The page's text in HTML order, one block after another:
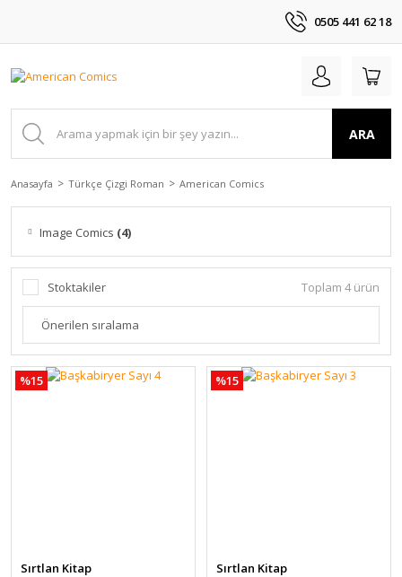
0505 441 62 18
ARA
Anasayfa Türkçe Çizgi Roman American Comics
Image Comics (4)
Stoktakiler Toplam 4 ürün
%15
Sırtlan Kitap
%15
Sırtlan Kitap